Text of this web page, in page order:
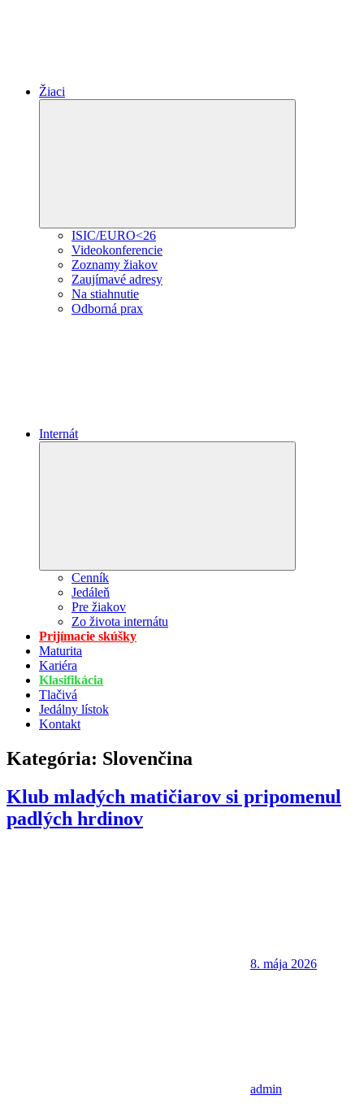
Žiaci
ISIC/EURO<26
Videokonferencie
Zoznamy žiakov
Zaujímavé adresy
Na stiahnutie
Odborná prax
Internát
Cenník
Jedáleň
Pre žiakov
Zo života internátu
Prijímacie skúšky
Maturita
Kariéra
Klasifikácia
Tlačivá
Jedálny lístok
Kontakt
Kategória: Slovenčina
Klub mladých matičiarov si pripomenul
padlých hrdinov
8. mája 2026
admin